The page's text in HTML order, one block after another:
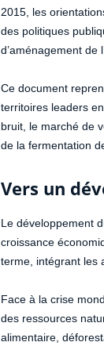
2015, les
des politiques
d’aménagement de
Ce document
territoires leaders
bruit, le marché de
de la fermentation
Vers un
Le développement
croissance
terme, intégrant les
Face à la crise
des ressources
alimentaire,